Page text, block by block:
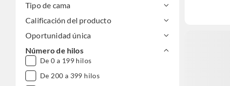
Tipo de cama
Calificación del producto
Oportunidad única
Número de hilos
De 0 a 199 hilos
De 200 a 399 hilos